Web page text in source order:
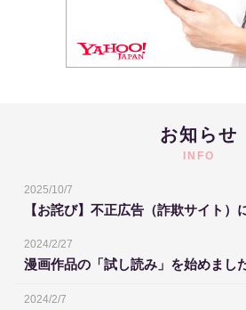
お知らせ
INFO
2025/10/7
【お詫び】不正広告（詐欺サイト）
2024/2/27
漫画作品の「試し読み」を始めまし
2024/2/7